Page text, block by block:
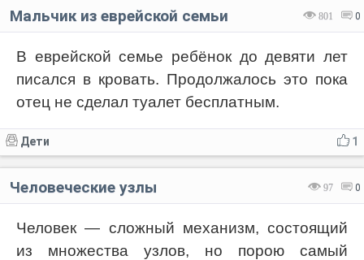
801 0
Мальчик из еврейской семьи
В еврейской семье ребёнок до девяти лет
писался в кровать. Продолжалось это пока
отец не сделал туалет бесплатным.
1
Дети
97 0
Человеческие узлы
Человек — сложный механизм, состоящий
из множества узлов, но порою самый